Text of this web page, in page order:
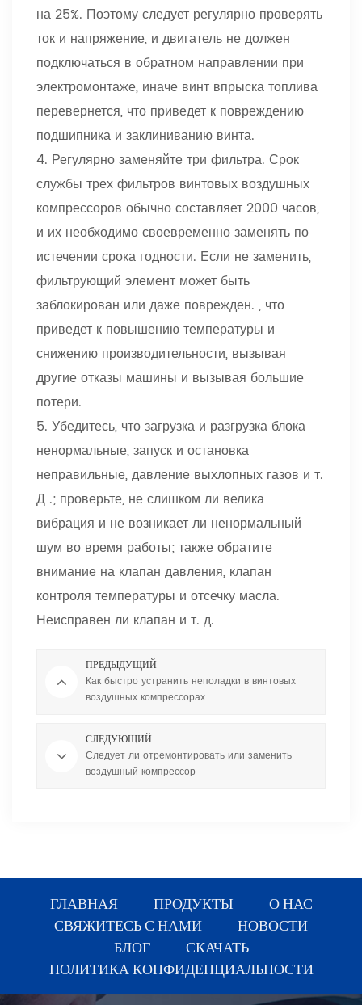
на 25%. Поэтому следует регулярно проверять
ток и напряжение, и двигатель не должен
подключаться в обратном направлении при
электромонтаже, иначе винт впрыска топлива
перевернется, что приведет к повреждению
подшипника и заклиниванию винта.
4. Регулярно заменяйте три фильтра. Срок
службы трех фильтров винтовых воздушных
компрессоров обычно составляет 2000 часов,
и их необходимо своевременно заменять по
истечении срока годности. Если не заменить,
фильтрующий элемент может быть
заблокирован или даже поврежден. , что
приведет к повышению температуры и
снижению производительности, вызывая
другие отказы машины и вызывая большие
потери.
5. Убедитесь, что загрузка и разгрузка блока
ненормальные, запуск и остановка
неправильные, давление выхлопных газов и т.
Д .; проверьте, не слишком ли велика
вибрация и не возникает ли ненормальный
шум во время работы; также обратите
внимание на клапан давления, клапан
контроля температуры и отсечку масла.
Неисправен ли клапан и т. д.
ПРЕДЫДУЩИЙ
Как быстро устранить неполадки в винтовых
воздушных компрессорах
СЛЕДУЮЩИЙ
Следует ли отремонтировать или заменить
воздушный компрессор
ГЛАВНАЯ ПРОДУКТЫ
О НАС
СВЯЖИТЕСЬ С НАМИ
НОВОСТИ
БЛОГ
СКАЧАТЬ
ПОЛИТИКА КОНФИДЕНЦИАЛЬНОСТИ